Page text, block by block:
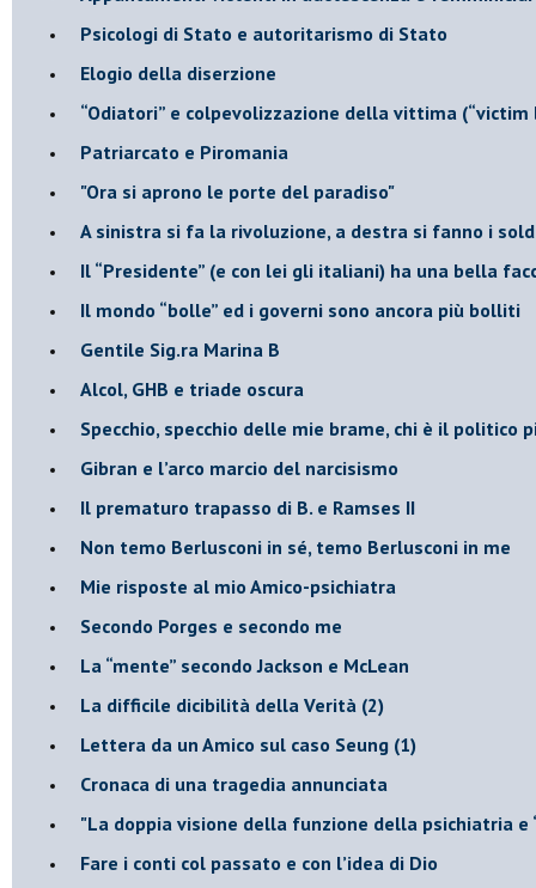
​Psicologi di Stato e autoritarismo di Stato
Elogio della diserzione
“Odiatori” e colpevolizzazione della vittima (“victim
​Patriarcato e Piromania
"Ora si aprono le porte del paradiso"
​A sinistra si fa la rivoluzione, a destra si fanno i
​Il “Presidente” (e con lei gli italiani) ha una bella
​Il mondo “bolle” ed i governi sono ancora più bolliti
​Gentile Sig.ra Marina B
​Alcol, GHB e triade oscura
​Specchio, specchio delle mie brame, chi è il politico
​Gibran e l’arco marcio del narcisismo
​Il prematuro trapasso di B. e Ramses II
​Non temo Berlusconi in sé, temo Berlusconi in me
​Mie risposte al mio Amico-psichiatra
​Secondo Porges e secondo me
​La “mente” secondo Jackson e McLean
La difficile dicibilità della Verità (2)
​Lettera da un Amico sul caso Seung (1)
​Cronaca di una tragedia annunciata
"​La doppia visione della funzione della psichiatria e
​Fare i conti col passato e con l’idea di Dio